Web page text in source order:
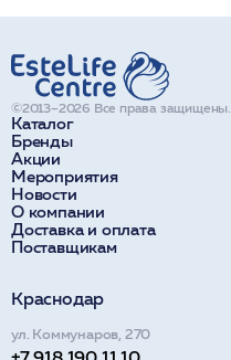
Каталог
Бренды
Акции
Мероприятия
Новости
О компании
Доставка и оплата
Поставщикам
©2013–2026 Все права защищены.
Краснодар
ул. Коммунаров, 270